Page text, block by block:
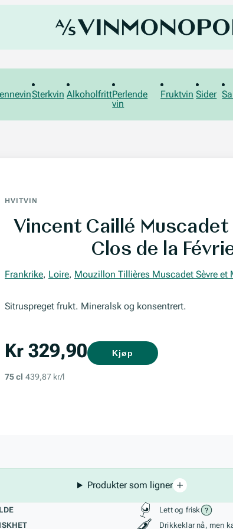
Sterkvin AlkoholfrittPerlende
vin
Fruktvin Sider
HVITVIN
Vincent Caillé Muscadet
Clos de la
Frankrike, Loire, Mouzillon Tillières Muscadet Sèvre et
Sitruspreget frukt. Mineralsk og konsentrert.
Kr 329,90
75 cl 439,87 kr/l
Kjøp
Produkter som ligner
Stil, lagring
Lett og frisk
Drikkeklar nå, men